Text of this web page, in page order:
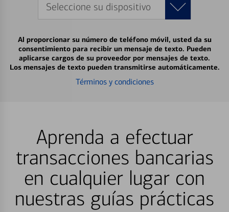
Seleccione su dispositivo
Al proporcionar su número de teléfono móvil, usted da su
consentimiento para recibir un mensaje de texto. Pueden
aplicarse cargos de su proveedor por mensajes de texto.
Los mensajes de texto pueden transmitirse automáticamente.
Términos y condiciones
Aprenda a efectuar
transacciones bancarias
en cualquier lugar con
nuestras guías prácticas